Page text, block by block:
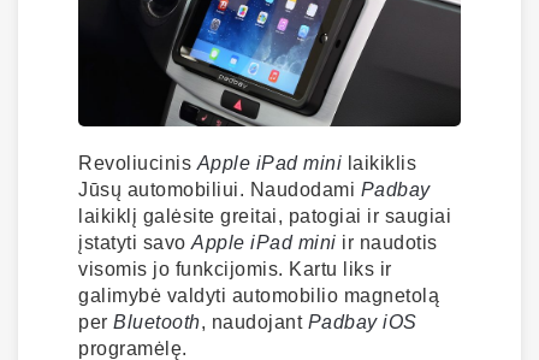
Revoliucinis Apple iPad mini laikiklis
Jūsų automobiliui. Naudodami Padbay
laikiklį galėsite greitai, patogiai ir saugiai
įstatyti savo Apple iPad mini ir naudotis
visomis jo funkcijomis. Kartu liks ir
galimybė valdyti automobilio magnetolą
per Bluetooth, naudojant Padbay iOS
programėlę.